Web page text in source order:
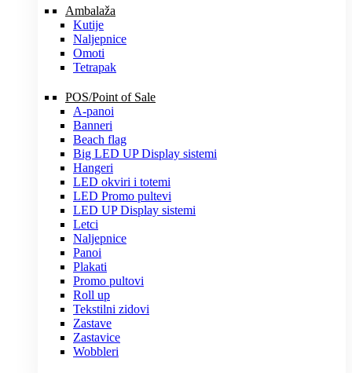
Ambalaža
Kutije
Naljepnice
Omoti
Tetrapak
POS/Point of Sale
A-panoi
Banneri
Beach flag
Big LED UP Display sistemi
Hangeri
LED okviri i totemi
LED Promo pultevi
LED UP Display sistemi
Letci
Naljepnice
Panoi
Plakati
Promo pultovi
Roll up
Tekstilni zidovi
Zastave
Zastavice
Wobbleri